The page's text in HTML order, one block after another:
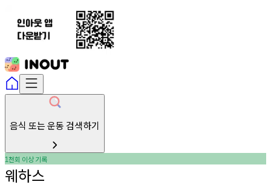
음식 또는 운동 검색하기
1천회 이상기록
웨하스